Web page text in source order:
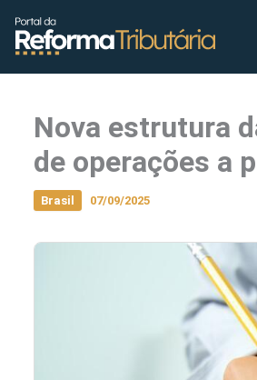
conteúdo
Nova estrutura
de operações a
Brasil 07/09/2025